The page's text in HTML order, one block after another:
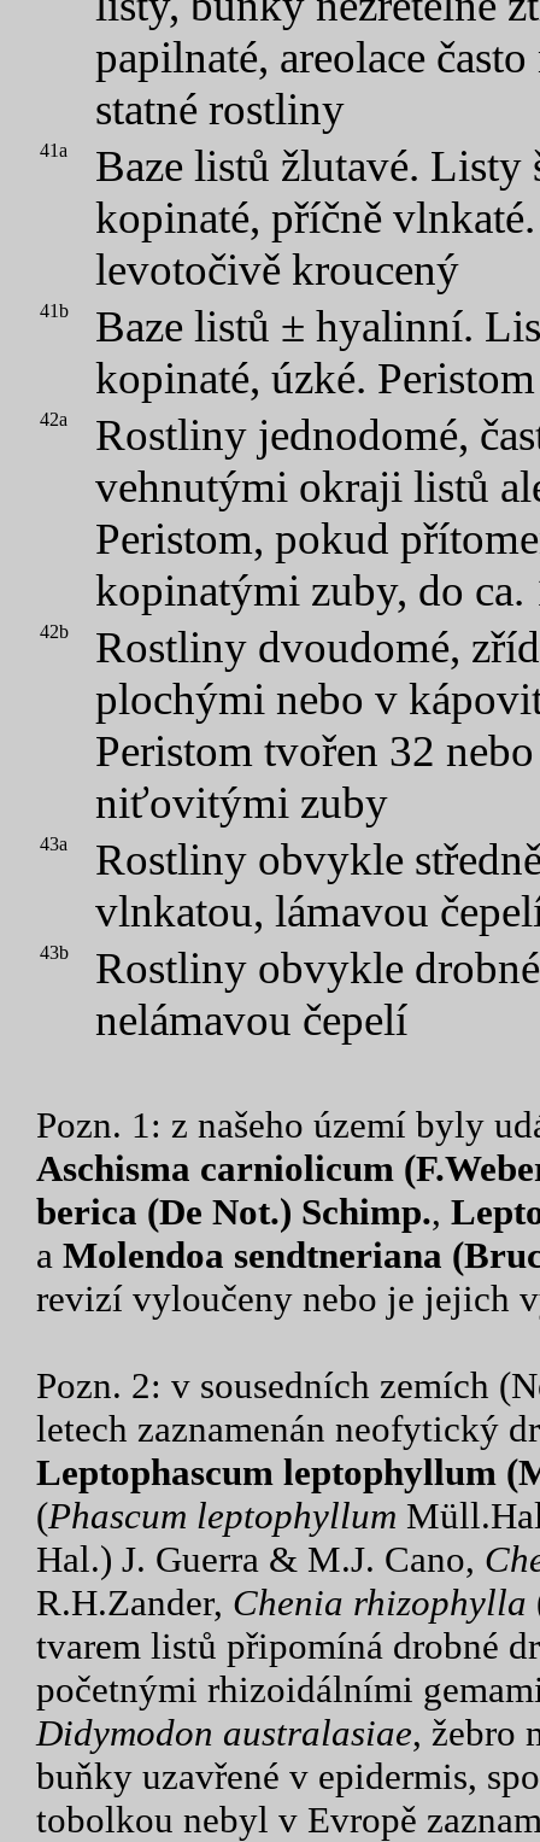
papilnaté, areolace
statné rostliny
41a
Baze listů žlutavé. Listy
kopinaté, příčně
levotočivě kroucený
41b
Baze listů ± hyalinní.
kopinaté, úzké.
42a
Rostliny jednodomé,
vehnutými okraji listů
Peristom, pokud
kopinatými zuby, do
42b
Rostliny dvoudomé,
plochými nebo v
Peristom tvořen 32
niťovitými zuby
43a
Rostliny obvykle
vlnkatou, lámavou
43b
Rostliny obvykle
nelámavou čepelí
Pozn. 1: z našeho území byly
Aschisma carniolicum
berica (De Not.) Schimp.,
a Molendoa sendtneriana
revizí vyloučeny nebo je jejich
Pozn. 2: v sousedních zemích
letech zaznamenán neofytický
Leptophascum leptophyllum
(Phascum leptophyllum
Hal.) J. Guerra & M.J. Cano,
R.H.Zander, Chenia rhizophylla
tvarem listů připomíná drobné
početnými rhizoidálními
Didymodon australasiae, žebro
buňky uzavřené v epidermis,
tobolkou nebyl v Evropě